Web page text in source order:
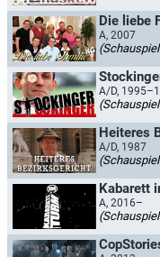
Die liebe
A, 2007
A/D,
Heiteres
A/D, 1987
Kabarett
A, 2016–